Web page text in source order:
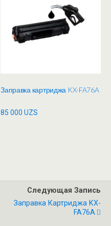
Заправка картриджа KX-FA76A
85 000UZS
Следующая Запись
Заправка Картриджа KX-
FA76A